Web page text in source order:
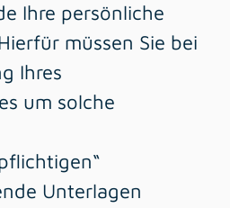
Ihre persönliche
müssen Sie bei
Ihres
um solche
Unterlagen